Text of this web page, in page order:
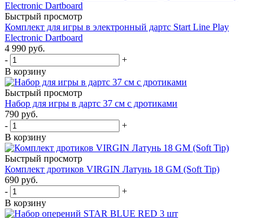
Быстрый просмотр
Комплект для игры в электронный дартс Start Line Play
Electronic Dartboard
4 990 руб.
-
+
В корзину
Быстрый просмотр
Набор для игры в дартс 37 см с дротиками
790 руб.
-
+
В корзину
Быстрый просмотр
Комплект дротиков VIRGIN Латунь 18 GM (Soft Tip)
690 руб.
-
+
В корзину